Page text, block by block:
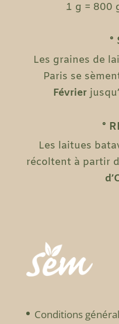
1 g = 800
°
Les graines de
Paris se
Février
°
Les laitues
récoltent à partir
Conditions